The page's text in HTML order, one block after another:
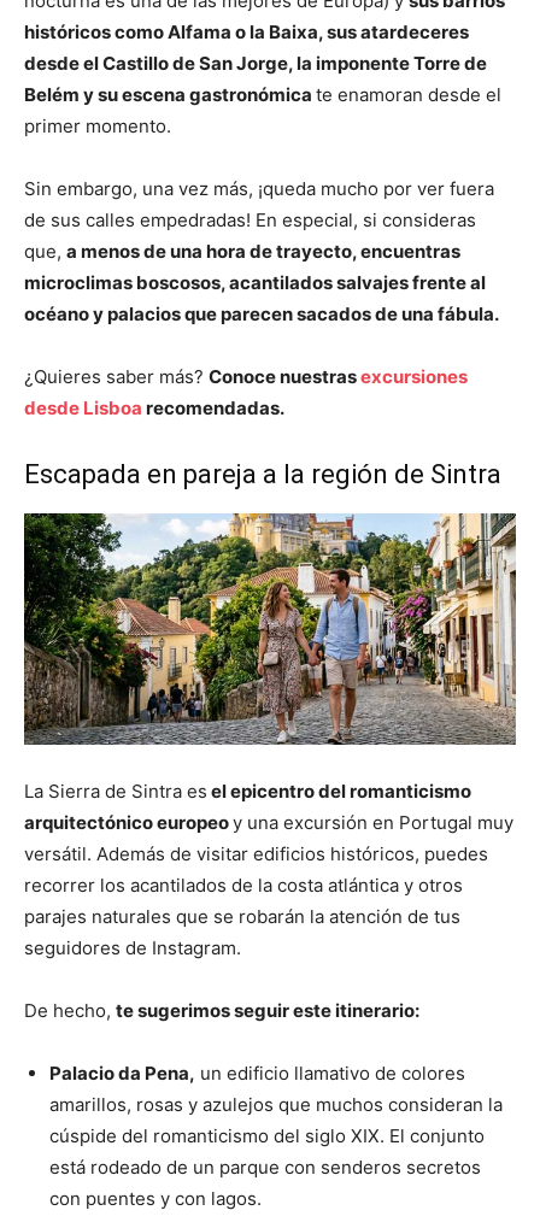
históricos como Alfama o la Baixa, sus atardeceres
desde el Castillo de San Jorge, la imponente Torre de
Belém y su escena gastronómica te enamoran desde el
primer momento.
Sin embargo, una vez más, ¡queda mucho por ver fuera
de sus calles empedradas! En especial, si consideras
que, a menos de una hora de trayecto, encuentras
microclimas boscosos, acantilados salvajes frente al
océano y palacios que parecen sacados de una fábula.
¿Quieres saber más? Conoce nuestrasexcursiones
desde Lisboa recomendadas.
Escapada en pareja a la región de Sintra
La Sierra de Sintra es el epicentro del romanticismo
arquitectónico europeoy una excursión en Portugal muy
versátil. Además de visitar edificios históricos, puedes
recorrer los acantilados de la costa atlántica y otros
parajes naturales que se robarán la atención de tus
seguidores de Instagram.
De hecho, te sugerimos seguir este itinerario:
Palacio da Pena, un edificio llamativo de colores
amarillos, rosas y azulejos que muchos consideran la
cúspide del romanticismo del siglo XIX. El conjunto
está rodeado de un parque con senderos secretos
con puentes y con lagos.